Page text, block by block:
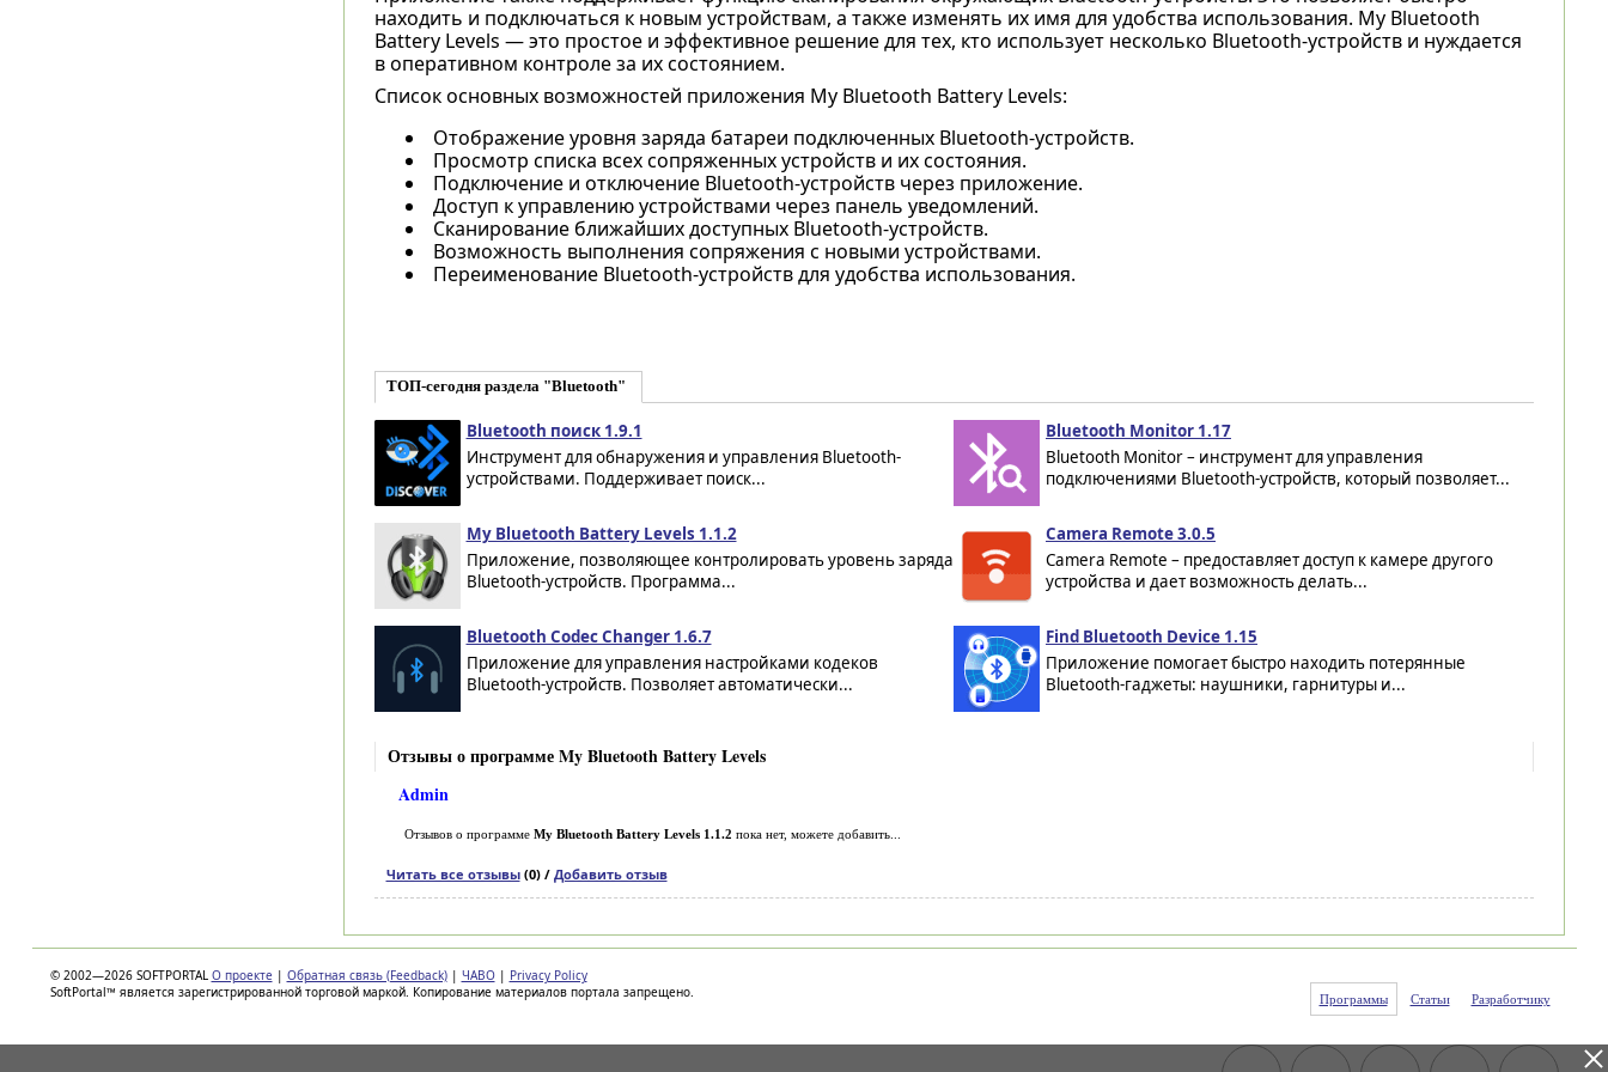
находить и подключаться к новым устройствам, а также изменять их имя для удобства использования. My Bluetooth
Battery Levels — это простое и эффективное решение для тех, кто использует несколько Bluetooth-устройств и нуждается
в оперативном контроле за их состоянием.
Список основных возможностей приложения My Bluetooth Battery Levels:
Отображение уровня заряда батареи подключенных Bluetooth-устройств.
Просмотр списка всех сопряженных устройств и их состояния.
Подключение и отключение Bluetooth-устройств через приложение.
Доступ к управлению устройствами через панель уведомлений.
Сканирование ближайших доступных Bluetooth-устройств.
Возможность выполнения сопряжения с новыми устройствами.
Переименование Bluetooth-устройств для удобства использования.
ТОП-сегодня раздела "Bluetooth"
Bluetooth поиск 1.9.1
Инструмент для обнаружения и управления Bluetooth-
устройствами. Поддерживает поиск...
Bluetooth Monitor 1.17
Bluetooth Monitor – инструмент для управления
подключениями Bluetooth-устройств, который позволяет...
My Bluetooth Battery Levels 1.1.2
Приложение, позволяющее контролировать уровень заряда
Bluetooth-устройств. Программа...
Camera Remote 3.0.5
Camera Remote – предоставляет доступ к камере другого
устройства и дает возможность делать...
Bluetooth Codec Changer 1.6.7
Приложение для управления настройками кодеков
Bluetooth-устройств. Позволяет автоматически...
Find Bluetooth Device 1.15
Приложение помогает быстро находить потерянные
Bluetooth-гаджеты: наушники, гарнитуры и...
Отзывы о программе My Bluetooth Battery Levels
Admin
Отзывов о программе My Bluetooth Battery Levels 1.1.2 пока нет, можете добавить...
Читать все отзывы(0) / Добавить отзыв
© 2002—2026 SOFTPORTAL О проекте | Обратная связь (Feedback) | ЧАВО | Privacy Policy
SoftPortal™ является зарегистрированной торговой маркой. Копирование материалов портала запрещено.
Программы Статьи Разработчику